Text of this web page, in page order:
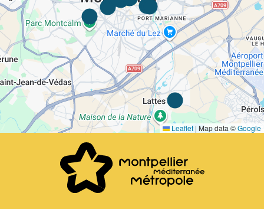
Leaflet | Map data ©Google